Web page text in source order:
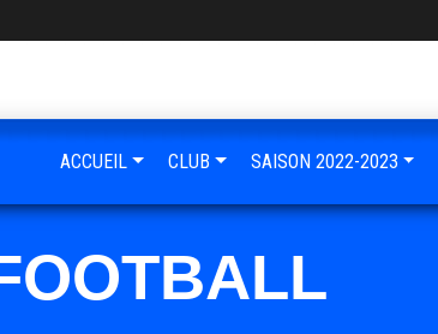
ACCUEIL CLUB SAISON 2022-2023